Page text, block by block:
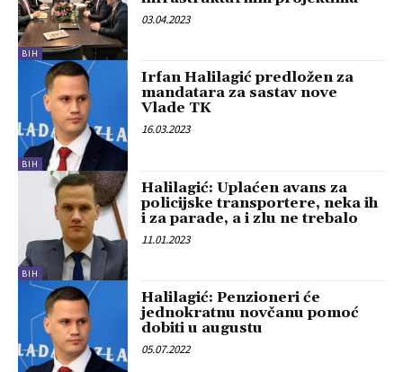
BIH
03.04.2023
BIH
Irfan Halilagić predložen za
mandatara za sastav nove
Vlade TK
16.03.2023
BIH
Halilagić: Uplaćen avans za
policijske transportere, neka ih
i za parade, a i zlu ne trebalo
11.01.2023
Halilagić: Penzioneri će
jednokratnu novčanu pomoć
dobiti u augustu
05.07.2022